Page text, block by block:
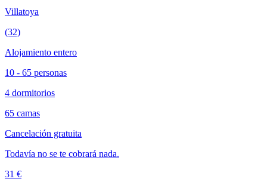
Villatoya
(32)
Alojamiento entero
10 - 65 personas
4 dormitorios
65 camas
Cancelación gratuita
Todavía no se te cobrará nada.
31 €